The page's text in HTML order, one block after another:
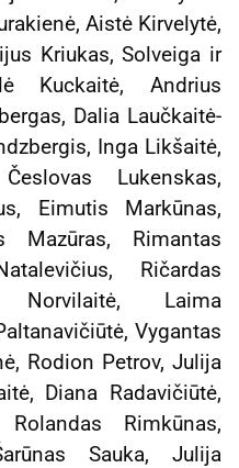
Aistė Kirvelytė,
Kriukas, Solveiga ir
Kuckaitė, Andrius
Dalia Laučkaitė-
Inga Likšaitė,
Lukenskas,
Eimutis Markūnas,
Mazūras, Rimantas
Ričardas
Norvilaitė, Laima
Vygantas
Rodion Petrov, Julija
Diana Radavičiūtė,
Rimkūnas,
Sauka, Julija